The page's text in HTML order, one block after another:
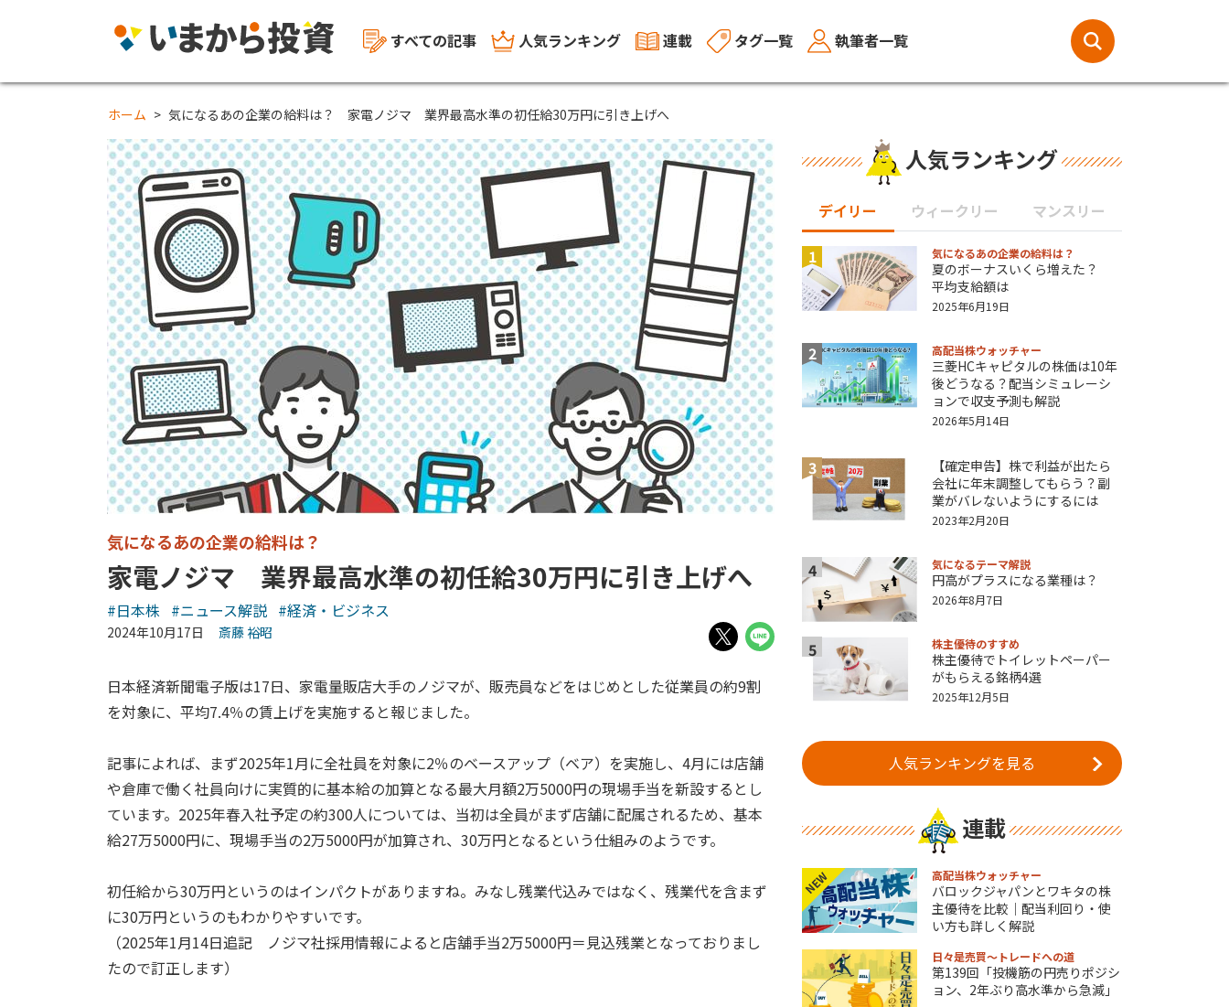
すべての記事 人気ランキング 連載 タグ一覧 執筆者一覧
ホーム 気になるあの企業の給料は？ 家電ノジマ 業界最高水準の初任給30万円に引き上げへ
気になるあの企業の給料は？
家電ノジマ 業界最高水準の初任給30万円に引き上げへ
#日本株 #ニュース解説 #経済・ビジネス
2024年10月17日 斎藤 裕昭
日本経済新聞電子版は17日、家電量販店大手のノジマが、販売員などをはじめとした従業員の約9割
を対象に、平均7.4％の賃上げを実施すると報じました。
記事によれば、まず2025年1月に全社員を対象に2％のベースアップ（ベア）を実施し、4月には店舗
や倉庫で働く社員向けに実質的に基本給の加算となる最大月額2万5000円の現場手当を新設するとし
ています。2025年春入社予定の約300人については、当初は全員がまず店舗に配属されるため、基本
給27万5000円に、現場手当の2万5000円が加算され、30万円となるという仕組みのようです。
初任給から30万円というのはインパクトがありますね。みなし残業代込みではなく、残業代を含まず
に30万円というのもわかりやすいです。
（2025年1月14日追記 ノジマ社採用情報によると店舗手当2万5000円＝見込残業となっておりまし
たので訂正します）
人気ランキング
デイリー ウィークリー マンスリー
1 気になるあの企業の給料は？
夏のボーナスいくら増えた？
平均支給額は
2025年6月19日
2 高配当株ウォッチャー
三菱HCキャピタルの株価は10年
後どうなる？配当シミュレーシ
ョンで収支予測も解説
2026年5月14日
3
【確定申告】株で利益が出たら
会社に年末調整してもらう？副
業がバレないようにするには
2023年2月20日
4 気になるテーマ解説
円高がプラスになる業種は？
2026年8月7日
5 株主優待のすすめ
株主優待でトイレットペーパー
がもらえる銘柄4選
2025年12月5日
人気ランキングを見る
連載
NEW 高配当株ウォッチャー
バロックジャパンとワキタの株
主優待を比較｜配当利回り・使
い方も詳しく解説
日々是売買～トレードへの道
第139回「投機筋の円売りポジシ
ョン、2年ぶり高水準から急減」